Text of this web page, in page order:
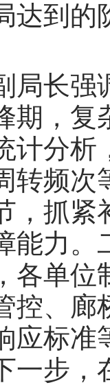
达到的
局长强
期，
计分析
转频次
，抓
能力。
各单位
控、廊
应标准
一步，